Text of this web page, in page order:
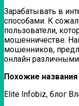
Зарабатывать в
способами. К
пользователи,
мошенничестве.
мошенников,
онлайн
Похожие названия
Elite Infobiz, блог